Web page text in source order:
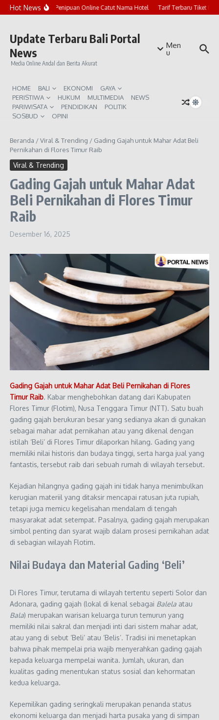
Lewati ke konten
Hot NewsMarak Penipuan Online Catut Nama Hotel Tarif Terbaru Tiket
Update Terbaru Bali Portal
News
Media Online Andal dan Berita Akurat
Men
u
HOME BALI EKONOMI
GAYA
PERISTIWA
HUKUM MULTIMEDIA
NEWS
PARIWISATA
PENDIDIKAN
POLITIK
SOSBUD
OPINI
Beranda /Viral & Trending / Gading Gajah untuk Mahar Adat Beli
Pernikahan di Flores Timur Raib
Viral & Trending
Gading Gajah untuk Mahar Adat
Beli Pernikahan di Flores Timur
Raib
Desember 16, 2025
Gading Gajah untuk Mahar Adat Beli Pernikahan di Flores
Timur Raib. Kabar menghebohkan datang dari Kabupaten
Flores Timur (Flotim), Nusa Tenggara Timur (NTT). Satu buah
gading gajah berukuran besar yang sedianya akan di gunakan
sebagai mahar adat pernikahan atau yang dikenal dengan
istilah ‘Beli’ di Flores Timur dilaporkan hilang. Gading yang
memiliki nilai historis dan budaya tinggi, serta harga jual yang
fantastis, tersebut raib dari sebuah rumah di wilayah tersebut.
Kejadian hilangnya gading gajah ini tidak hanya menimbulkan
kerugian materiil yang ditaksir mencapai ratusan juta rupiah,
tetapi juga memicu kegelisahan mendalam di tengah
masyarakat adat setempat. Pasalnya, gading gajah merupakan
simbol penting dan syarat wajib dalam prosesi pernikahan adat
di sebagian wilayah Flotim.
Nilai Budaya dan Material Gading ‘Beli’
Di Flores Timur, terutama di wilayah tertentu seperti Solor dan
Adonara, gading gajah (lokal di kenal sebagai Balela atau
Bala) merupakan warisan keluarga turun temurun yang
memiliki nilai sakral dan menjadi inti dari sistem mahar adat,
atau yang di sebut ‘Beli’ atau ‘Belis’. Tradisi ini menetapkan
bahwa pihak mempelai pria wajib menyerahkan gading gajah
kepada keluarga mempelai wanita. Jumlah, ukuran, dan
kualitas gading menentukan status sosial dan kehormatan
kedua keluarga.
Kepemilikan gading seringkali merupakan penanda status
ekonomi keluarga dan menjadi harta pusaka yang di simpan